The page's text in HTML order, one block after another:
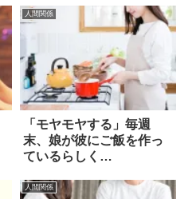
人間関係
「モヤモヤする」毎週
末、娘が彼にご飯を作っ
ているらしく…
人間関係